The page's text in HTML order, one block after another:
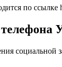
по ссылке